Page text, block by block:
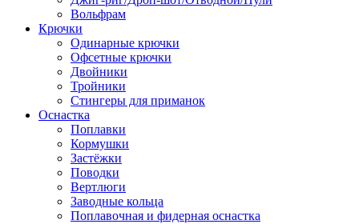
Вольфрам
Крючки
Одинарные крючки
Офсетные крючки
Двойники
Тройники
Стингеры для приманок
Оснастка
Поплавки
Кормушки
Застёжки
Поводки
Вертлюги
Заводные кольца
Поплавочная и фидерная оснастка